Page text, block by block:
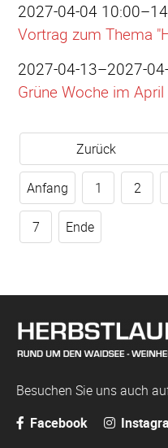
2027-04-04
Vortrag zum Thema
2027-04-13–2027-
Grüne Woche im April
Zurück
Anfang 1 2
7 Ende
Besuchen Sie uns auch
Facebook